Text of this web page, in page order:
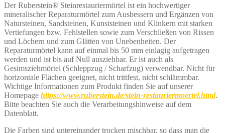
Der Ruberstein® Steinrestauriermörtel ist ein hochwertiger
mineralischer Reparaturmörtel zum Ausbessern und Ergänzen von
Natursteinen, Sandsteinen, Kunststeinen und Klinkern mit starken
Vertiefungen bzw. Fehlstellen sowie zum Verschließen von Rissen
und Löchern und zum Glätten von Unebenheiten. Der
Reparaturmörtel kann auf einmal bis 50 mm einlagig aufgetragen
werden und ist bis auf Null ausziehbar. Er ist auch als
Gesimsziehmörtel (Schleppzug / Scharfzug) verwendbar. Nicht für
horizontale Flächen geeignet, nicht trittfest, nicht schlämmbar.
Wichtige Informationen zum Produkt finden Sie auf unserer
Homepage https://www.ruberstein.de/stein-restauriermoertel.html.
Bitte beachten Sie auch die Verarbeitungshinweise auf dem
Datenblatt.
Die Farben sind untereinander trocken mischbar, so dass man die